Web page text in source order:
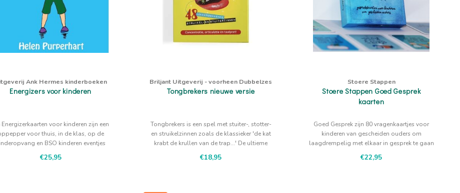
Ank Hermes kinderboeken
Energizers voor kinderen
Energizerkaarten voor kinderen zijn een
voor thuis, in de klas, op de
en BSO kinderen eventjes
€25,95
Briljant Uitgeverij - voorheen Dubbelzes
Tongbrekers nieuwe versie
Tongbrekers is een spel met stuiter-, stotter-
en struikelzinnen zoals de klassieker 'de kat
krabt de krullen van de trap...' De ultieme
uit te spreken.
€18,95
Stoere Stappen
Stoere Stappen Goed Gesprek
kaarten
Goed Gesprek zijn 80 vragenkaartjes voor
kinderen van gescheiden ouders om
laagdrempelig met elkaar in gesprek te gaan
€22,95